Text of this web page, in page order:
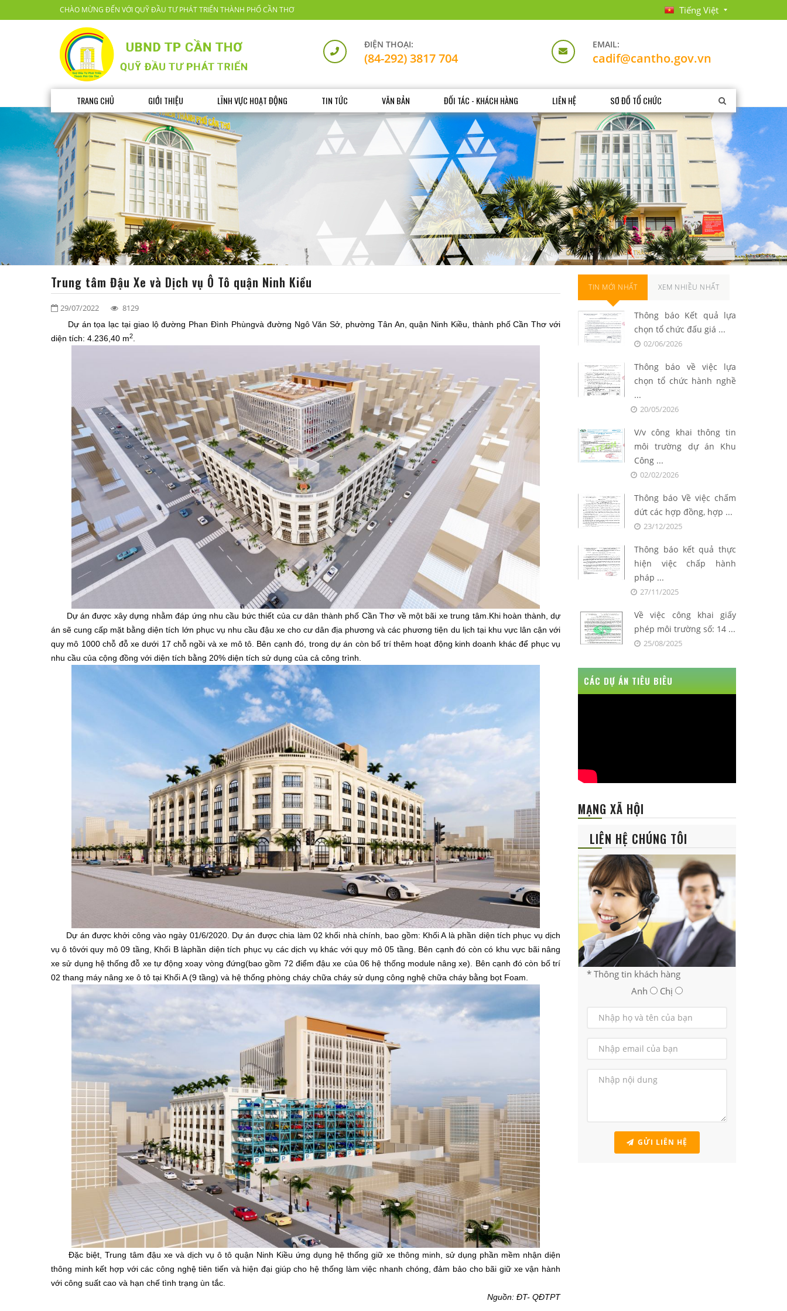
CHÀO MỪNG ĐẾN VỚI QUỸ ĐẦU TƯ PHÁT TRIỂN THÀNH PHỐ CẦN THƠ Tiếng Việt
ĐIỆN THOẠI:
(84-292) 3817 704
EMAIL:
cadif@cantho.gov.vn
TRANG CHỦ GIỚI THIỆU LĨNH VỰC HOẠT ĐỘNG TIN TỨC VĂN BẢN ĐỐI TÁC - KHÁCH HÀNG LIÊN HỆ SƠ ĐỒ TỔ CHỨC
Trung tâm Đậu Xe và Dịch vụ Ô Tô quận Ninh Kiều
29/07/2022 8129
Dự án tọa lạc tại giao lộ đường Phan Đình Phùngvà đường Ngô Văn Sở, phường Tân An, quận Ninh Kiều, thành phố Cần Thơ với
diện tích: 4.236,40 m2
Dự án được xây dựng nhằm đáp ứng nhu cầu bức thiết của cư dân thành phố Cần Thơ về một bãi xe trung tâm.Khi hoàn thành, dự
án sẽ cung cấp mặt bằng diện tích lớn phục vụ nhu cầu đậu xe cho cư dân địa phương và các phương tiện du lịch tại khu vực lân cận với
quy mô 1000 chỗ đỗ xe dưới 17 chỗ ngồi và xe mô tô. Bên cạnh đó, trong dự án còn bố trí thêm hoạt động kinh doanh khác để phục vụ
nhu cầu của cộng đồng với diện tích bằng 20% diện tích sử dụng của cả công trình.
Dự án được khởi công vào ngày 01/6/2020. Dự án được chia làm 02 khối nhà chính, bao gồm: Khối A là phần diện tích phục vụ dịch
vụ ô tôvới quy mô 09 tầng, Khối B làphần diện tích phục vụ các dịch vụ khác với quy mô 05 tầng. Bên cạnh đó còn có khu vực bãi nâng
xe sử dụng hệ thống đỗ xe tự động xoay vòng đứng(bao gồm 72 điểm đậu xe của 06 hệ thống module nâng xe). Bên cạnh đó còn bố trí
02 thang máy nâng xe ô tô tại Khối A (9 tầng) và hệ thống phòng cháy chữa cháy sử dụng công nghệ chữa cháy bằng bọt Foam.
Đặc biệt, Trung tâm đậu xe và dịch vụ ô tô quận Ninh Kiều ứng dụng hệ thống giữ xe thông minh, sử dụng phần mềm nhận diện
thông minh kết hợp với các công nghệ tiên tiến và hiện đại giúp cho hệ thống làm việc nhanh chóng, đảm bảo cho bãi giữ xe vận hành
với công suất cao và hạn chế tình trạng ùn tắc.
Nguồn: ĐT- QĐTPT
TIN MỚI NHẤT XEM NHIỀU NHẤT
Thông báo Kết quả lựa
chọn tổ chức đấu giá ...
02/06/2026
Thông báo về việc lựa
chọn tổ chức hành nghề
...
20/05/2026
V/v công khai thông tin
môi trường dự án Khu
Công ...
02/02/2026
Thông báo Về việc chấm
dứt các hợp đồng, hợp ...
23/12/2025
Thông báo kết quả thực
hiện việc chấp hành
pháp ...
27/11/2025
Về việc công khai giấy
phép môi trường số: 14 ...
25/08/2025
CÁC DỰ ÁN TIÊU BIÊU
MẠNG XÃ HỘI
LIÊN HỆ CHÚNG TÔI
* Thông tin khách hàng
Anh
Chị
GỬI LIÊN HỆ